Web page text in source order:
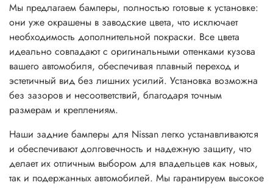
Мы предлагаем бамперы, полностью готовые к установке:
они уже окрашены в заводские цвета, что исключает
необходимость дополнительной покраски. Все цвета
идеально совпадают с оригинальными оттенками кузова
вашего автомобиля, обеспечивая плавный переход и
эстетичный вид без лишних усилий. Установка возможна
без зазоров и несоответствий, благодаря точным
размерам и креплениям.
Наши задние бамперы для Nissan легко устанавливаются
и обеспечивают долговечность и надежную защиту, что
делает их отличным выбором для владельцев как новых,
так и подержанных автомобилей. Мы гарантируем высокое